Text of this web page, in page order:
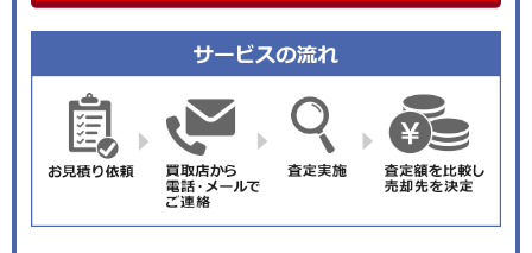
ト補正機能やアクティブニブルコントロールなど
を備えている。 安全装備は自動ブレーキのアクテ
ィブ・シティ・ストップを標準装備したほか、操
縦安定性を高めるアドバンスとラック、上り坂で
の発進を助けるヒルスタート・アシスト、リヤビ
ューカメラ、リバースセンシングシステムなどが